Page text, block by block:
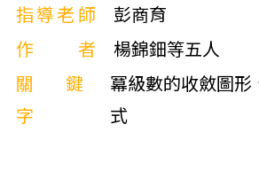
指導老師
彭商育
作者
楊錦鈿等五人
關鍵
字
冪級數的收斂圖形
式